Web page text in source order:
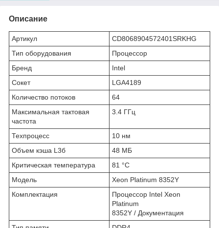
Описание
Артикул
CD8068904572401SRKHG
Тип оборудования
Процессор
Бренд
Intel
Сокет
LGA4189
Количество потоков
64
Максимальная тактовая
частота
3.4 ГГц
Техпроцесс
10 нм
Объем кэша L3б
48 МБ
Критическая температура
81 °C
Модель
Xeon Platinum 8352Y
Комплектация
Процессор Intel Xeon
Platinum
8352Y / Документация